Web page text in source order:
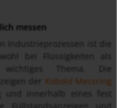
messen
Industrieprozessen ist die
bei Flüssigkeiten als
Thema. Die
der Kobold Messring
und innerhalb eines fest